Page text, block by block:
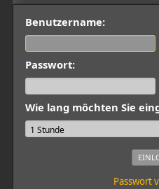
Benutzername:
Passwort:
Wie lang möchten Sie
Passwort